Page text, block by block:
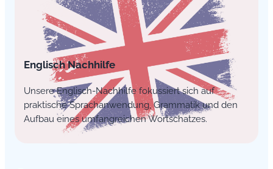
Englisch Nachhilfe
Unsere Englisch-Nachhilfe fokussiert sich auf
praktische Sprachanwendung, Grammatik und den
Aufbau eines umfangreichen Wortschatzes.